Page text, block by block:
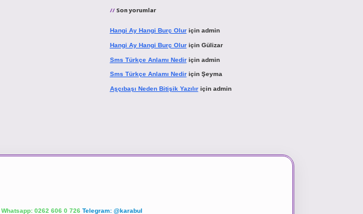
Son yorumlar
Hangi Ay Hangi Burç Oluriçin admin
Hangi Ay Hangi Burç Oluriçin Gülizar
Sms Türkçe Anlamı Nediriçin admin
Sms Türkçe Anlamı Nediriçin Şeyma
Aşçıbaşı Neden Bitişik Yazılıriçin admin
Whatsapp: 0262 606 0 726 Telegram: @karabul